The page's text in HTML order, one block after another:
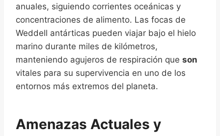
anuales, siguiendo corrientes oceánicas y
concentraciones de alimento. Las focas de
Weddell antárticas pueden viajar bajo el hielo
marino durante miles de kilómetros,
manteniendo agujeros de respiración que son
vitales para su supervivencia en uno de los
entornos más extremos del planeta.
Amenazas Actuales y